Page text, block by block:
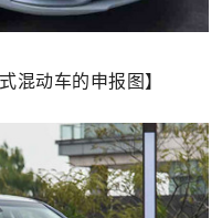
混动车的申报图】